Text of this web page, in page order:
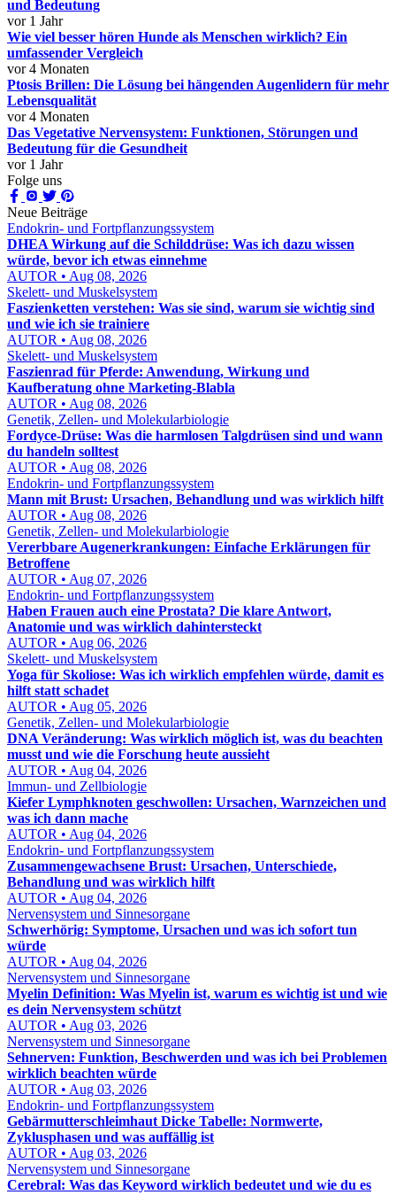
und Bedeutung
vor 1 Jahr
Wie viel besser hören Hunde als Menschen wirklich? Ein
umfassender Vergleich
vor 4 Monaten
Ptosis Brillen: Die Lösung bei hängenden Augenlidern für mehr
Lebensqualität
vor 4 Monaten
Das Vegetative Nervensystem: Funktionen, Störungen und
Bedeutung für die Gesundheit
vor 1 Jahr
Folge uns
Neue Beiträge
Endokrin- und Fortpflanzungssystem
DHEA Wirkung auf die Schilddrüse: Was ich dazu wissen
würde, bevor ich etwas einnehme
AUTOR • Aug 08, 2026
Skelett- und Muskelsystem
Faszienketten verstehen: Was sie sind, warum sie wichtig sind
und wie ich sie trainiere
AUTOR • Aug 08, 2026
Skelett- und Muskelsystem
Faszienrad für Pferde: Anwendung, Wirkung und
Kaufberatung ohne Marketing-Blabla
AUTOR • Aug 08, 2026
Genetik, Zellen- und Molekularbiologie
Fordyce-Drüse: Was die harmlosen Talgdrüsen sind und wann
du handeln solltest
AUTOR • Aug 08, 2026
Endokrin- und Fortpflanzungssystem
Mann mit Brust: Ursachen, Behandlung und was wirklich hilft
AUTOR • Aug 08, 2026
Genetik, Zellen- und Molekularbiologie
Vererbbare Augenerkrankungen: Einfache Erklärungen für
Betroffene
AUTOR • Aug 07, 2026
Endokrin- und Fortpflanzungssystem
Haben Frauen auch eine Prostata? Die klare Antwort,
Anatomie und was wirklich dahintersteckt
AUTOR • Aug 06, 2026
Skelett- und Muskelsystem
Yoga für Skoliose: Was ich wirklich empfehlen würde, damit es
hilft statt schadet
AUTOR • Aug 05, 2026
Genetik, Zellen- und Molekularbiologie
DNA Veränderung: Was wirklich möglich ist, was du beachten
musst und wie die Forschung heute aussieht
AUTOR • Aug 04, 2026
Immun- und Zellbiologie
Kiefer Lymphknoten geschwollen: Ursachen, Warnzeichen und
was ich dann mache
AUTOR • Aug 04, 2026
Endokrin- und Fortpflanzungssystem
Zusammengewachsene Brust: Ursachen, Unterschiede,
Behandlung und was wirklich hilft
AUTOR • Aug 04, 2026
Nervensystem und Sinnesorgane
Schwerhörig: Symptome, Ursachen und was ich sofort tun
würde
AUTOR • Aug 04, 2026
Nervensystem und Sinnesorgane
Myelin Definition: Was Myelin ist, warum es wichtig ist und wie
es dein Nervensystem schützt
AUTOR • Aug 03, 2026
Nervensystem und Sinnesorgane
Sehnerven: Funktion, Beschwerden und was ich bei Problemen
wirklich beachten würde
AUTOR • Aug 03, 2026
Endokrin- und Fortpflanzungssystem
Gebärmutterschleimhaut Dicke Tabelle: Normwerte,
Zyklusphasen und was auffällig ist
AUTOR • Aug 03, 2026
Nervensystem und Sinnesorgane
Cerebral: Was das Keyword wirklich bedeutet und wie du es